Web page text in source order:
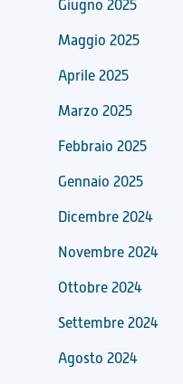
Giugno 2025
Maggio 2025
Aprile 2025
Marzo 2025
Febbraio 2025
Gennaio 2025
Dicembre 2024
Novembre 2024
Ottobre 2024
Settembre 2024
Agosto 2024